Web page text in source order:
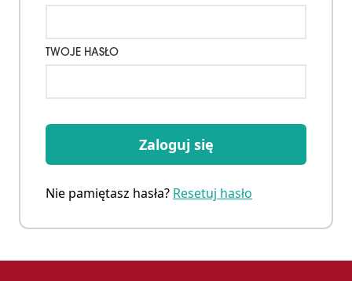
TWOJE HASŁO
Zaloguj się
Nie pamiętasz hasła? Resetuj hasło